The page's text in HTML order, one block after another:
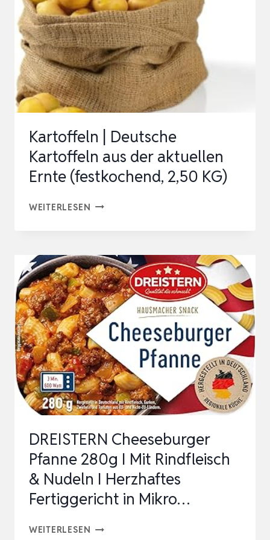
Kartoffeln | Deutsche
Kartoffeln aus der aktuellen
Ernte (festkochend, 2,50 KG)
WEITERLESEN KARTOFFELN
KARTOFFELN
AUS
DER
AKTUELLEN
ERNTE
(FESTKOCHEND,
2,50
KG)
DREISTERN Cheeseburger
Pfanne 280g I Mit Rindfleisch
& Nudeln I Herzhaftes
Fertiggericht in Mikro…
WEITERLESEN DREISTERN